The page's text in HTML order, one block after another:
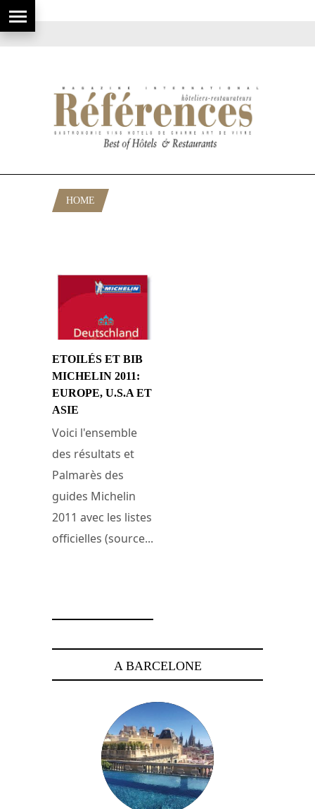
HOME
ETOILÉS ET BIB
MICHELIN 2011:
EUROPE, U.S.A ET
ASIE
Voici l'ensemble
des résultats et
Palmarès des
guides Michelin
2011 avec les listes
officielles (source...
A BARCELONE